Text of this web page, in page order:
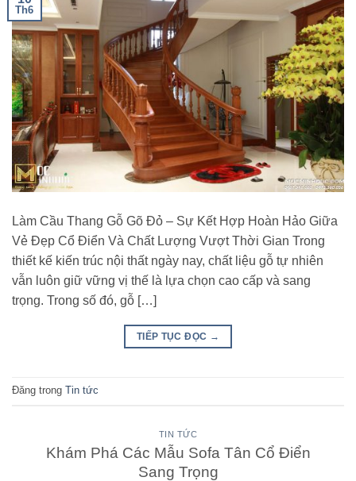
Th6
Làm Cầu Thang Gỗ Gõ Đỏ – Sự Kết Hợp Hoàn Hảo Giữa
Vẻ Đẹp Cổ Điển Và Chất Lượng Vượt Thời Gian Trong
thiết kế kiến trúc nội thất ngày nay, chất liệu gỗ tự nhiên
vẫn luôn giữ vững vị thế là lựa chọn cao cấp và sang
trọng. Trong số đó, gỗ […]
TIẾP TỤC ĐỌC →
Đăng trong Tin tức
TIN TỨC
Khám Phá Các Mẫu Sofa Tân Cổ Điển
Sang Trọng